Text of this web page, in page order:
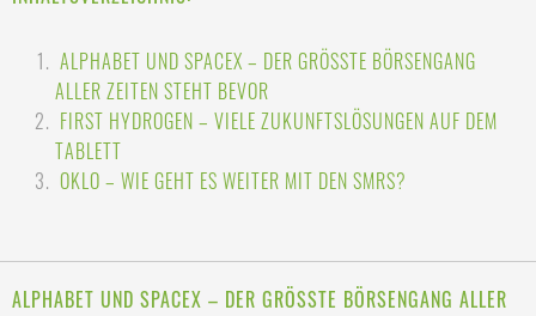
ALPHABET UND SPACEX – DER GRÖSSTE BÖRSENGANG A
LLER ZEITEN STEHT BEVOR
FIRST HYDROGEN – VIELE ZUKUNFTSLÖSUNGEN AUF DEM
TABLETT
OKLO – WIE GEHT ES WEITER MIT DEN SMRS?
ALPHABET UND SPACEX – DER GRÖSSTE BÖRSENGANG ALLER Z